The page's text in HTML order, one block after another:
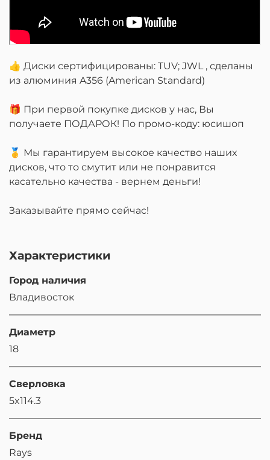
👍 Диски сертифицированы: TUV; JWL , сделаны
из алюминия A356 (American Standard)
🎁 При первой покупке дисков у нас, Вы
получаете ПОДАРОК! По промо-коду: юсишоп
🥇 Мы гарантируем высокое качество наших
дисков, что то смутит или не понравится
касательно качества - вернем деньги!
Заказывайте прямо сейчас!
Характеристики
Город наличия
Владивосток
Диаметр
18
Сверловка
5x114.3
Бренд
Rays